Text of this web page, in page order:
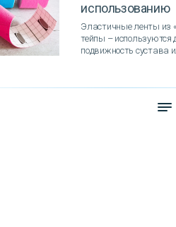
использованию
Эластичные ленты из
тейпы – используются
подвижность